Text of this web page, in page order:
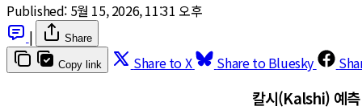
Published: 5월 15, 2026, 11:31 오후
|
Share
Copy link Share to X Share to Bluesky
칼시(Kalshi) 예측